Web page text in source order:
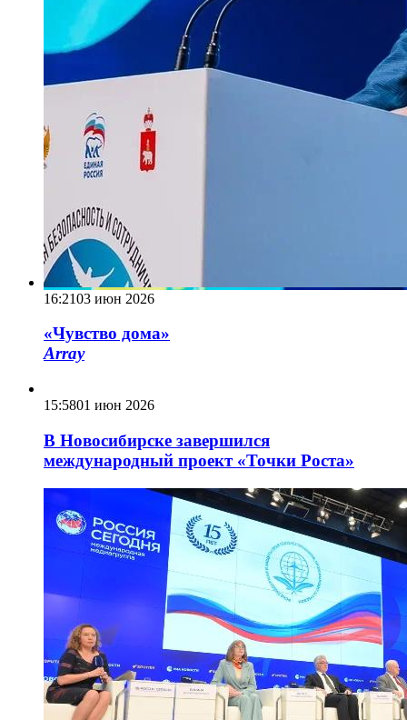
16:2103 июн 2026
«Чувство дома»
Array
15:5801 июн 2026
В Новосибирске завершился
международный проект «Точки Роста»